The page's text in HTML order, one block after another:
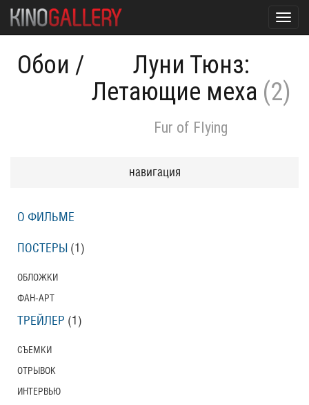
Обои /
Луни Тюнз:
Летающие меха (2)
Fur of Flying
навигация
О ФИЛЬМЕ
ПОСТЕРЫ (1)
ОБЛОЖКИ
ФАН-АРТ
ТРЕЙЛЕР (1)
СЪЕМКИ
ОТРЫВОК
ИНТЕРВЬЮ